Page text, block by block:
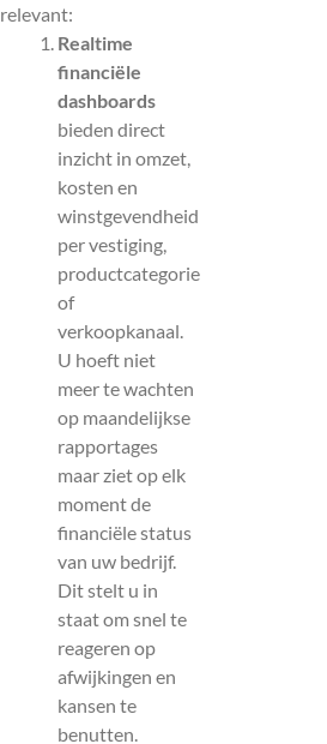
relevant:
Realtime
financiële
dashboards
bieden direct
inzicht in omzet,
kosten en
winstgevendheid
per vestiging,
productcategorie
of
verkoopkanaal.
U hoeft niet
meer te wachten
op maandelijkse
rapportages
maar ziet op elk
moment de
financiële status
van uw bedrijf.
Dit stelt u in
staat om snel te
reageren op
afwijkingen en
kansen te
benutten.